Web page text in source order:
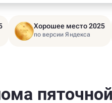
Хорошее место 2025
по версии Яндекса